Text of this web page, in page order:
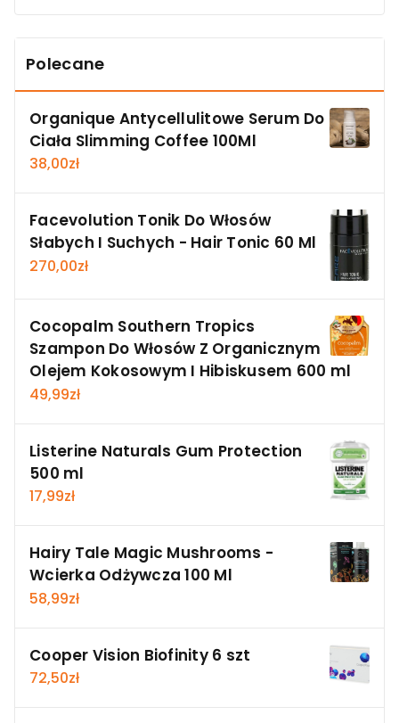
Polecane
Organique Antycellulitowe Serum Do
Ciała Slimming Coffee 100Ml
38,00zł
Facevolution Tonik Do Włosów
Słabych I Suchych - Hair Tonic 60 Ml
270,00zł
Cocopalm Southern Tropics
Szampon Do Włosów Z Organicznym
Olejem Kokosowym I Hibiskusem 600 ml
49,99zł
Listerine Naturals Gum Protection
500 ml
17,99zł
Hairy Tale Magic Mushrooms -
Wcierka Odżywcza 100 Ml
58,99zł
Cooper Vision Biofinity 6 szt
72,50zł